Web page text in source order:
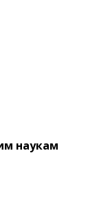
наукам